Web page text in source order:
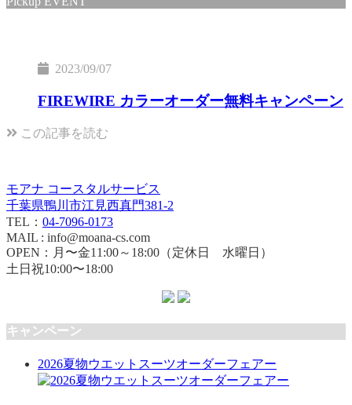
2023/09/07
FIREWIRE カラーオーダー無料キャンペーン
この記事を読む
モアナ コースタルサービス
千葉県鴨川市江見西真門381-2
TEL： 04-7096-0173
MAIL : info@moana-cs.com
OPEN：月〜金11:00～18:00（定休日 水曜日）
土日祝10:00〜18:00
キャンペーン
2026夏物ウエットスーツオーダーフェアー